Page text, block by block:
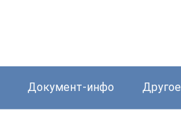
Документ-инфо Другое